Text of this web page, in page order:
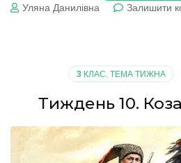
Уляна Данилівна Залишити
3 КЛАС. ТЕМА ТИЖНА
Тиждень 10.